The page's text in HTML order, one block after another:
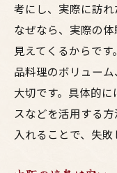
焼鳥ラン
見
大阪焼鳥
居酒屋で
美味しい焼鳥
大阪焼鳥
考にし、実際に訪れ
なぜなら、実際の
見えてくるからで
品料理のボリュー
大切です。具体的
スなどを活用する
入れることで、失敗